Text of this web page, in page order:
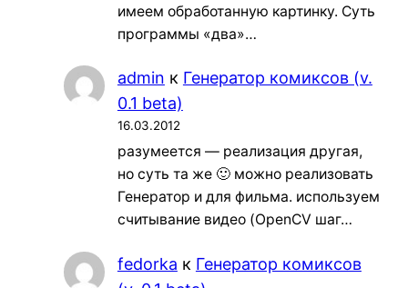
имеем обработанную картинку. Суть
программы «два»…
admin к Генератор комиксов (v.
0.1 beta)
16.03.2012
разумеется — реализация другая,
но суть та же 🙂 можно реализовать
Генератор и для фильма. используем
считывание видео (OpenCV шаг…
fedorka к Генератор комиксов